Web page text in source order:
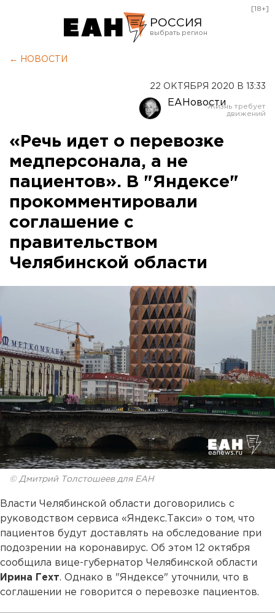
РОССИЯ
Оренбург
[18+]
← НОВОСТИ
22 ОКТЯБРЯ 2020 В 13:33
ЕАНовости
«Речь идет о перевозке
медперсонала, а не
пациентов». В "Яндексе"
прокомментировали
соглашение с
правительством
Челябинской области
© Дмитрий Толстошеев для ЕАН
Власти Челябинской области договорились с
руководством сервиса «Яндекс.Такси» о том, что
пациентов будут доставлять на обследование при
подозрении на коронавирус. Об этом 12 октября
сообщила вице-губернатор Челябинской области
Ирина Гехт. Однако в "Яндексе" уточнили, что в
соглашении не говорится о перевозке пациентов.